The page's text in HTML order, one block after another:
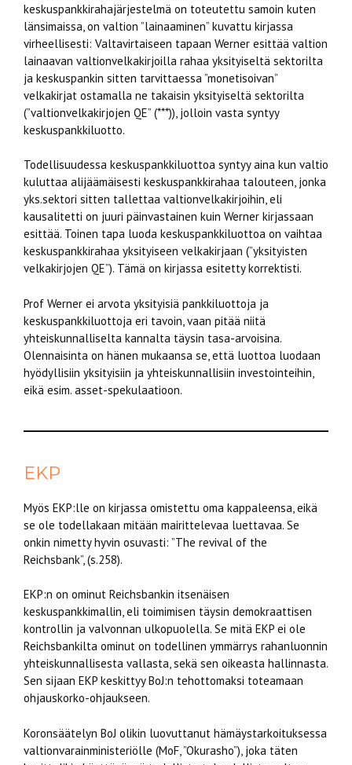
keskuspankkirahajärjestelmä on toteutettu samoin kuten
länsimaissa, on valtion ”lainaaminen” kuvattu kirjassa
virheellisesti: Valtavirtaiseen tapaan Werner esittää valtion
lainaavan valtionvelkakirjoilla rahaa yksityiseltä sektorilta
ja keskuspankin sitten tarvittaessa ”monetisoivan”
velkakirjat ostamalla ne takaisin yksityiseltä sektorilta
(”valtionvelkakirjojen QE” (***)), jolloin vasta syntyy
keskuspankkiluotto.
Todellisuudessa keskuspankkiluottoa syntyy aina kun valtio
kuluttaa alijäämäisesti keskuspankkirahaa talouteen, jonka
yks.sektori sitten tallettaa valtionvelkakirjoihin, eli
kausalitetti on juuri päinvastainen kuin Werner kirjassaan
esittää. Toinen tapa luoda keskuspankkiluottoa on vaihtaa
keskuspankkirahaa yksityiseen velkakirjaan (”yksityisten
velkakirjojen QE”). Tämä on kirjassa esitetty korrektisti.
Prof Werner ei arvota yksityisiä pankkiluottoja ja
keskuspankkiluottoja eri tavoin, vaan pitää niitä
yhteiskunnalliselta kannalta täysin tasa-arvoisina.
Olennaisinta on hänen mukaansa se, että luottoa luodaan
hyödyllisiin yksityisiin ja yhteiskunnallisiin investointeihin,
eikä esim. asset-spekulaatioon.
EKP
Myös EKP:lle on kirjassa omistettu oma kappaleensa, eikä
se ole todellakaan mitään mairittelevaa luettavaa. Se
onkin nimetty hyvin osuvasti: ”The revival of the
Reichsbank”, (s.258).
EKP:n on ominut Reichsbankin itsenäisen
keskuspankkimallin, eli toimimisen täysin demokraattisen
kontrollin ja valvonnan ulkopuolella. Se mitä EKP ei ole
Reichsbankilta ominut on todellinen ymmärrys rahanluonnin
yhteiskunnallisesta vallasta, sekä sen oikeasta hallinnasta.
Sen sijaan EKP keskittyy BoJ:n tehottomaksi toteamaan
ohjauskorko-ohjaukseen.
Koronsäätelyn BoJ olikin luovuttanut hämäystarkoituksessa
valtionvarainministeriölle (MoF, ”Okurasho”), joka täten